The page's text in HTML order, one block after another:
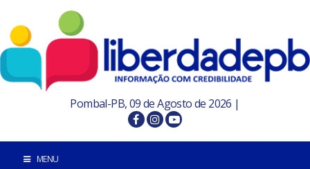
Pombal-PB, 09 de Agosto de 2026 |
MENU